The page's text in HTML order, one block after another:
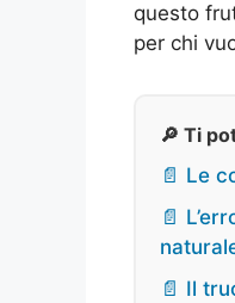
questo
per chi
🔎 Ti
📄 Le
📄
📄 Il